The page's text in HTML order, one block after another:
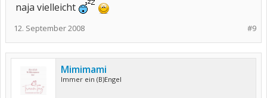
naja vielleicht
#9
12. September 2008
Mimimami
Immer ein (B)Engel